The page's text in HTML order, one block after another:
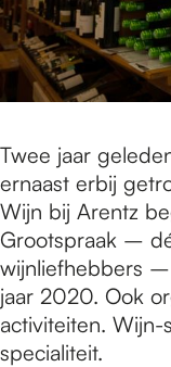
Twee jaar
ernaast erbij
Wijn bij Arentz
Grootspraak –
wijnliefhebbers
jaar 2020. Ook
activiteiten. Wijn-
specialiteit.